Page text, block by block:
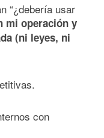
“¿debería usar
mi operación y
(ni leyes, ni
con